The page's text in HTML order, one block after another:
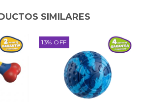
SIMILARES
13% OFF